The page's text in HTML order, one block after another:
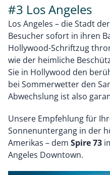
#3 Los Angeles
Los Angeles – die Stadt
Besucher sofort in ihren
Hollywood-Schriftzug
wie der heimliche
Sie in Hollywood den
bei Sommerwetter den
Abwechslung ist also
Unsere Empfehlung für
Sonnenuntergang in der
Amerikas – dem Spire 73
Angeles Downtown.